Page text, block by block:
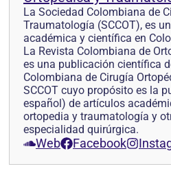
La Sociedad Colombiana de
Traumatología (SCCOT), es
académica y científica en
La Revista Colombiana de
es una publicación científica
Colombiana de Cirugía
SCCOT cuyo propósito es la
español) de artículos
ortopedia y traumatología y
especialidad quirúrgica.
Web Facebook